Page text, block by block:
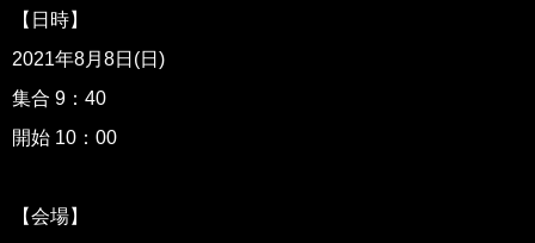
【日時】
2021年8月8日(日)
集合 9：40
開始 10：00
【会場】